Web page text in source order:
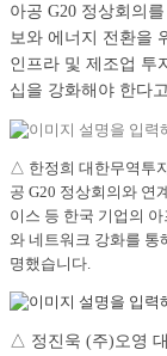
아공 G20 정상회의
보와 에너지 전환을
인프라 및 제조업 투
십을 강화해야 한다
△ 한정희 대한무역투
공 G20 정상회의와 연
이스 등 한국 기업의
와 네트워크 강화를 통
명했습니다.
△ 정진욱 (주)오영